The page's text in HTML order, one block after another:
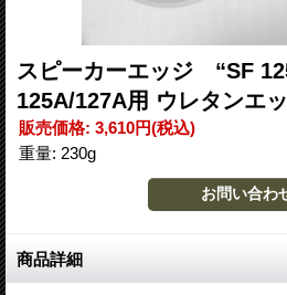
スピーカーエッジ “SF
125A/127A用 ウレタンエ
販売価格: 3,610円(税込)
重量: 230g
商品詳細